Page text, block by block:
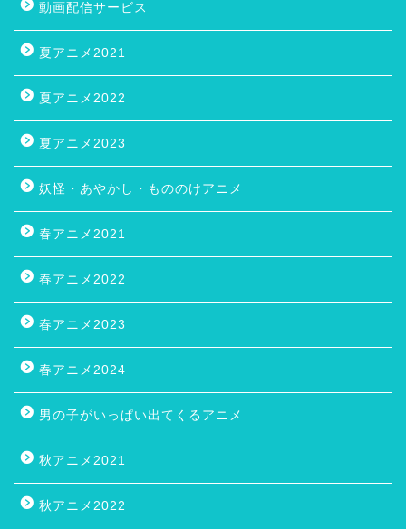
動画配信サービス
夏アニメ2021
夏アニメ2022
夏アニメ2023
妖怪・あやかし・もののけアニメ
春アニメ2021
春アニメ2022
春アニメ2023
春アニメ2024
男の子がいっぱい出てくるアニメ
秋アニメ2021
秋アニメ2022